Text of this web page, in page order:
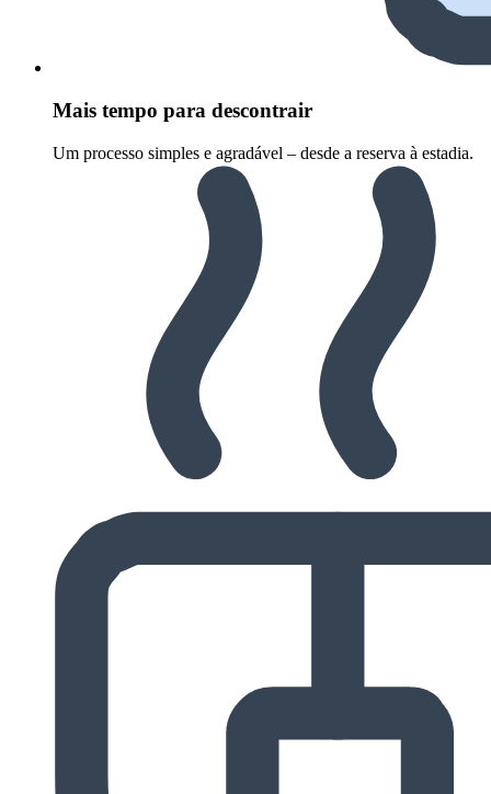
Mais tempo para descontrair
Um processo simples e agradável – desde a reserva à estadia.